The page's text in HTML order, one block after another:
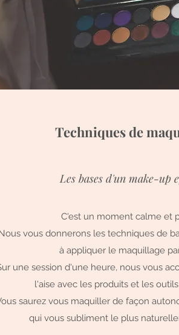
Techniques de
Les bases d'un make-up
C'est un moment calme et
vous donnerons les techniques de
à appliquer le maquillage
une session d'une heure, nous vous
l'aise avec les produits et les
saurez vous maquiller de façon
qui vous subliment le plus